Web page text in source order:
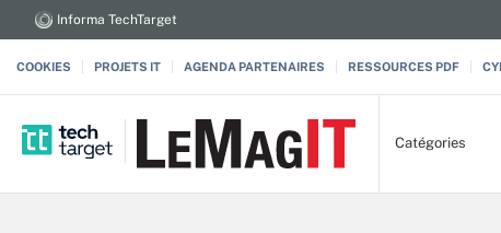
Informa TechTarget
COOKIES PROJETS IT AGENDA PARTENAIRES RESSOURCES PDF
Catégories